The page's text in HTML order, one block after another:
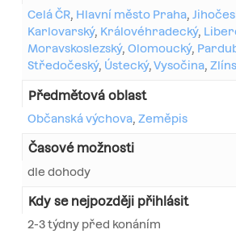
Celá ČR, Hlavní město Praha,
Karlovarský, Královéhradecký,
Moravskoslezský, Olomoucký,
Středočeský, Ústecký, Vysočina,
Předmětová oblast
Občanská výchova, Zeměpis
Časové možnosti
dle dohody
Kdy se nejpozději přihlásit
2-3 týdny před konáním